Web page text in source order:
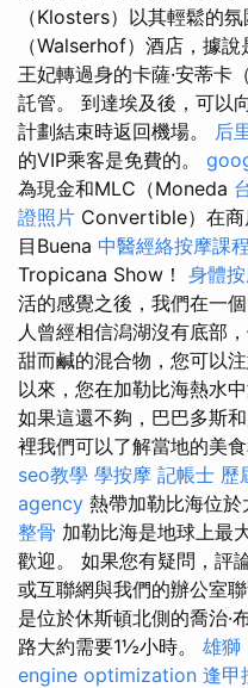
（Klosters）以其輕鬆的
（Walserhof）酒店，據說
王妃轉過身的卡薩·安蒂卡
託管。 到達埃及後，可以
計劃結束時返回機場。 后
的VIP乘客是免費的。
為現金和MLC（Moneda
證照片 Convertible）在商
目Buena 中醫經絡按摩課程
Tropicana Show！ 身體
活的感覺之後，我們在一
人曾經相信潟湖沒有底部
甜而鹹的混合物，您可以
以來，您在加勒比海熱水
如果這還不夠，巴巴多斯
裡我們可以了解當地的美
seo教學 學按摩 記帳士 歷
agency 熱帶加勒比海位於
整骨 加勒比海是地球上最
歡迎。 如果您有疑問，評
或互聯網與我們的辦公室聯
是位於休斯頓北側的喬治·
路大約需要1½小時。 雄獅
engine optimization 逢甲